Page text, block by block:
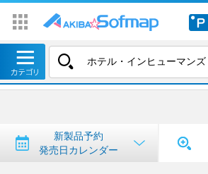
トップ ＞ 新製品予約・発売日カレンダー
新製品予約・発売日カレンダー
新製品予約
発売日カレンダー